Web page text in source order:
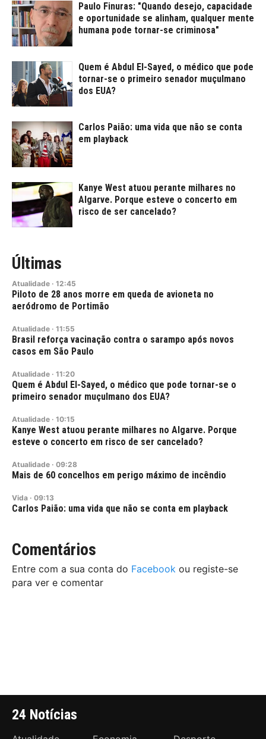
Paulo Finuras: "Quando desejo, capacidade
e oportunidade se alinham, qualquer mente
humana pode tornar-se criminosa"
Quem é Abdul El-Sayed, o médico que pode
tornar-se o primeiro senador muçulmano
dos EUA?
Carlos Paião: uma vida que não se conta
em playback
Kanye West atuou perante milhares no
Algarve. Porque esteve o concerto em
risco de ser cancelado?
Últimas
Atualidade · 12:45
Piloto de 28 anos morre em queda de avioneta no
aeródromo de Portimão
Atualidade · 11:55
Brasil reforça vacinação contra o sarampo após novos
casos em São Paulo
Atualidade · 11:20
Quem é Abdul El-Sayed, o médico que pode tornar-se o
primeiro senador muçulmano dos EUA?
Atualidade · 10:15
Kanye West atuou perante milhares no Algarve. Porque
esteve o concerto em risco de ser cancelado?
Atualidade · 09:28
Mais de 60 concelhos em perigo máximo de incêndio
Vida · 09:13
Carlos Paião: uma vida que não se conta em playback
Comentários
Entre com a sua conta do Facebook ou registe-se
para ver e comentar
24 Notícias